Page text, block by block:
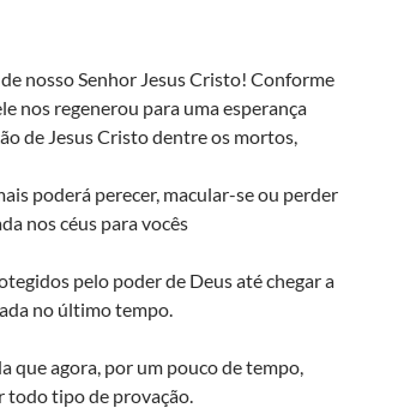
nosso Senhor Jesus Cristo! Conforme
nos regenerou para uma esperança
de Jesus Cristo dentre os mortos,
poderá perecer, macular-se ou perder
nos céus para vocês
pelo poder de Deus até chegar a
no último tempo.
que agora, por um pouco de tempo,
tipo de provação.